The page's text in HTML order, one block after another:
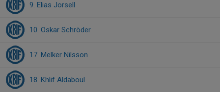
9. Elias Jorsell
10. Oskar Schröder
17. Melker Nilsson
18. Khlif Aldaboul